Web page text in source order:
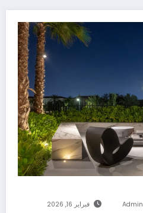
Admin فبراير 16, 2026